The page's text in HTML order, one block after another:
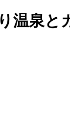
温泉と